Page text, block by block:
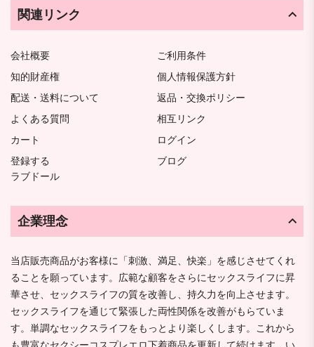
関連リンク
会社概要
ご利用条件
知的財産権
個人情報保護方針
配送・送料について
返品・交換ポリシー
よくある質問
相互リンク
カート
ログイン
登録する
ブログ
ラブドール
企業理念
当店販売商品がお客様に「刺激、満足、快楽」を感じさせてくれ
ることを願っています。広範な顧客をさらにセックスライフに昇
華させ、セックスライフの質を改善し、持久力を向上させます。
セックスライフを通じて緊張した両性関係を改善がもらていま
す。単調なセックスライフをもっとより楽しくします。これから
も豊富なセクシーコスプレエロ下着商品を更新して続けます，い